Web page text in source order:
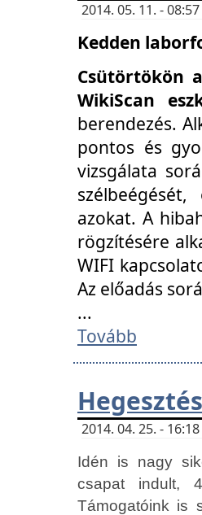
2014. 05. 11. -
Kedden
Csütörtökön
WikiScan
berendezés.
pontos és
vizsgálata
azokat. A
rögzítésére
WIFI
Az előadás
...
Tovább
2014. 04. 25. -
Idén is nagy
csapat indult,
Támogatóink is